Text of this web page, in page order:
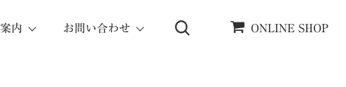
内 お問い合わせ ONLINE SHOP